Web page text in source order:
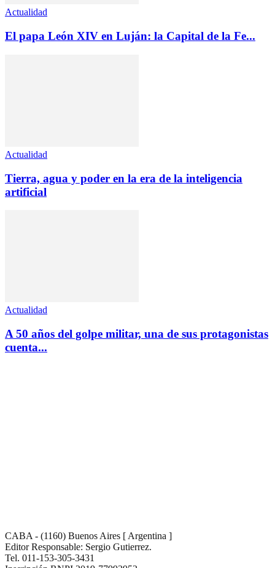
Actualidad
El papa León XIV en Luján: la Capital de la Fe...
Actualidad
Tierra, agua y poder en la era de la inteligencia
artificial
Actualidad
A 50 años del golpe militar, una de sus protagonistas
cuenta...
CABA - (1160) Buenos Aires [ Argentina ]
Editor Responsable: Sergio Gutierrez.
Tel. 011-153-305-3431